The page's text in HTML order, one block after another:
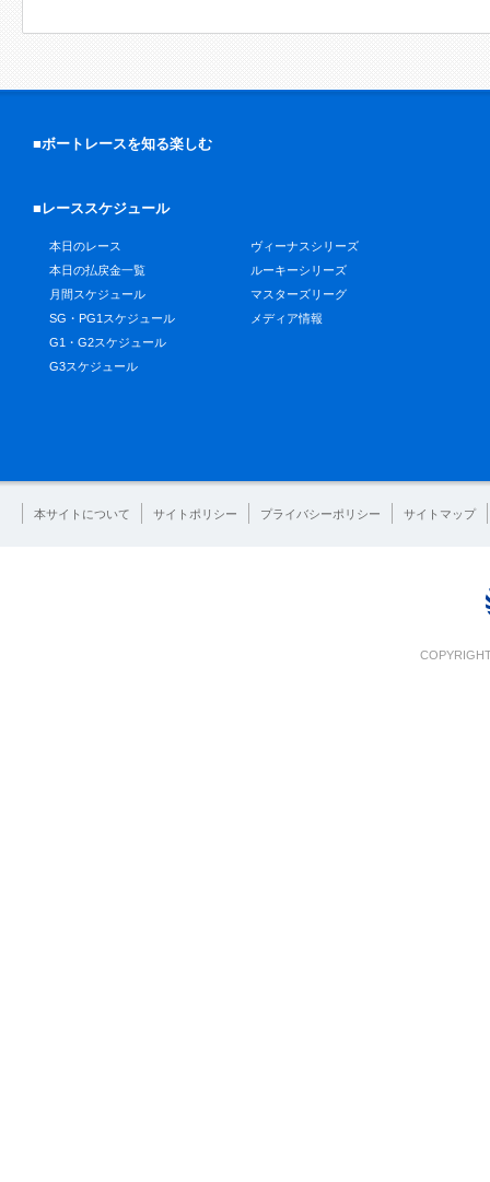
■ボートレースを知る楽しむ
■レーススケジュール
本日のレース
本日の払戻金一覧
月間スケジュール
SG・PG1スケジュール
G1・G2スケジュール
G3スケジュール
ヴィーナスシリーズ
ルーキーシリーズ
マスターズリーグ
メディア情報
本サイトについて サイトポリシー プライバシーポリシー サイトマップ